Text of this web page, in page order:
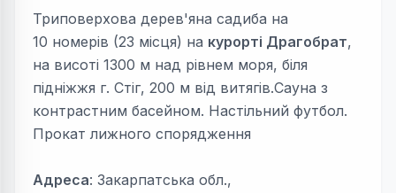
Триповерхова дерев'яна садиба на
10 номерів (23 місця) на курорті Драгобрат,
на висоті 1300 м над рівнем моря, біля
підніжжя г. Стіг, 200 м від витягів.Сауна з
контрастним басейном. Настільний футбол.
Прокат лижного спорядження
Адреса: Закарпатська обл.,